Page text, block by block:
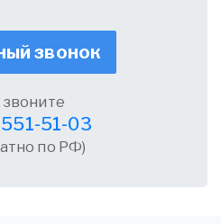
звонок
звоните
51-03
по РФ)